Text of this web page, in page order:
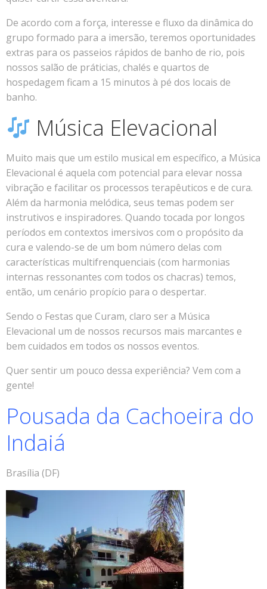
De acordo com a força, interesse e fluxo da dinâmica do
grupo formado para a imersão, teremos oportunidades
extras para os passeios rápidos de banho de rio, pois
nossos salão de práticias, chalés e quartos de
hospedagem ficam a 15 minutos à pé dos locais de
banho.
Música Elevacional
Muito mais que um estilo musical em específico, a Música
Elevacional é aquela com potencial para elevar nossa
vibração e facilitar os processos terapêuticos e de cura.
Além da harmonia melódica, seus temas podem ser
instrutivos e inspiradores. Quando tocada por longos
períodos em contextos imersivos com o propósito da
cura e valendo-se de um bom número delas com
características multifrenquenciais (com harmonias
internas ressonantes com todos os chacras) temos,
então, um cenário propício para o despertar.
Sendo o Festas que Curam, claro ser a Música
Elevacional um de nossos recursos mais marcantes e
bem cuidados em todos os nossos eventos.
Quer sentir um pouco dessa experiência? Vem com a
gente!
Pousada da Cachoeira do
Indaiá
Brasília (DF)